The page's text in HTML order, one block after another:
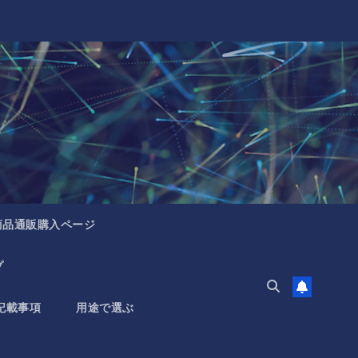
通販購入ページ
載事項 用途で選ぶ